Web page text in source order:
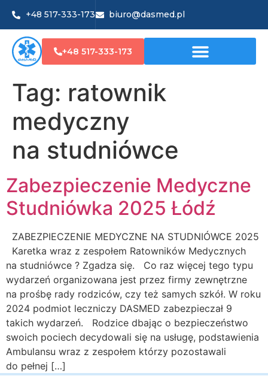
+48 517-333-173 biuro@dasmed.pl
+48 517-333-173
Tag: ratownik
medyczny
na studniówce
Zabezpieczenie Medyczne
Studniówka 2025 Łódź
ZABEZPIECZENIE MEDYCZNE NA STUDNIÓWCE 2025
Karetka wraz z zespołem Ratowników Medycznych
na studniówce ? Zgadza się. Co raz więcej tego typu
wydarzeń organizowana jest przez firmy zewnętrzne
na prośbę rady rodziców, czy też samych szkół. W roku
2024 podmiot leczniczy DASMED zabezpieczał 9
takich wydarzeń. Rodzice dbając o bezpieczeństwo
swoich pociech decydowali się na usługę, podstawienia
Ambulansu wraz z zespołem którzy pozostawali
do pełnej […]